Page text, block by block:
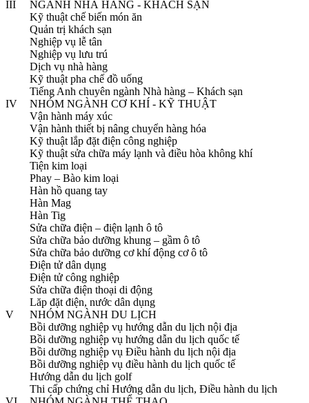
III
NGÀNH NHÀ HÀNG - KHÁCH SẠN
Kỹ thuật chế biến món ăn
Quản trị khách sạn
Nghiệp vụ lễ tân
Nghiệp vụ lưu trú
Dịch vụ nhà hàng
Kỹ thuật pha chế đồ uống
Tiếng Anh chuyên ngành Nhà hàng – Khách sạn
IV
NHÓM NGÀNH CƠ KHÍ - KỸ THUẬT
Vận hành máy xúc
Vận hành thiết bị nâng chuyển hàng hóa
Kỹ thuật lắp đặt điện công nghiệp
Kỹ thuật sửa chữa máy lạnh và điều hòa không khí
Tiện kim loại
Phay – Bào kim loại
Hàn hồ quang tay
Hàn Mag
Hàn Tig
Sửa chữa điện – điện lạnh ô tô
Sửa chữa bảo dưỡng khung – gầm ô tô
Sửa chữa bảo dưỡng cơ khí động cơ ô tô
Điện tử dân dụng
Điện tử công nghiệp
Sửa chữa điện thoại di động
Lăp đặt điện, nước dân dụng
V
NHÓM NGÀNH DU LỊCH
Bồi dưỡng nghiệp vụ hướng dẫn du lịch nội địa
Bồi dưỡng nghiệp vụ hướng dẫn du lịch quốc tế
Bồi dưỡng nghiệp vụ Điều hành du lịch nội địa
Bồi dưỡng nghiệp vụ điều hành du lịch quốc tế
Hướng dẫn du lịch golf
Thi cấp chứng chỉ Hướng dẫn du lịch, Điều hành du lịch